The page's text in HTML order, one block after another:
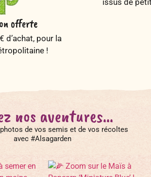
offerte
d’achat, pour la
!
issus de
nos aventures...
de vos semis et de vos récoltes
avec #Alsagarden